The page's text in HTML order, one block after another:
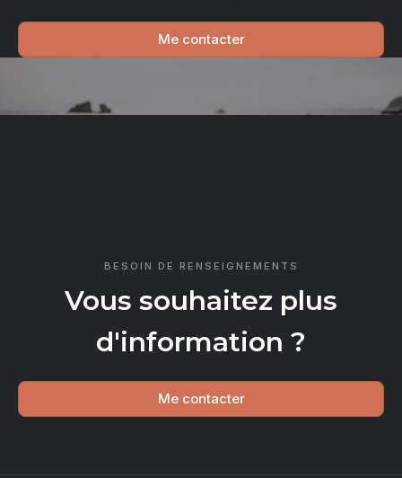
Me contacter
BESOIN DE RENSEIGNEMENTS
Vous souhaitez plus
d'information ?
Me contacter